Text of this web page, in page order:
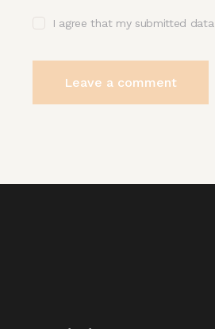
I agree that my submitted